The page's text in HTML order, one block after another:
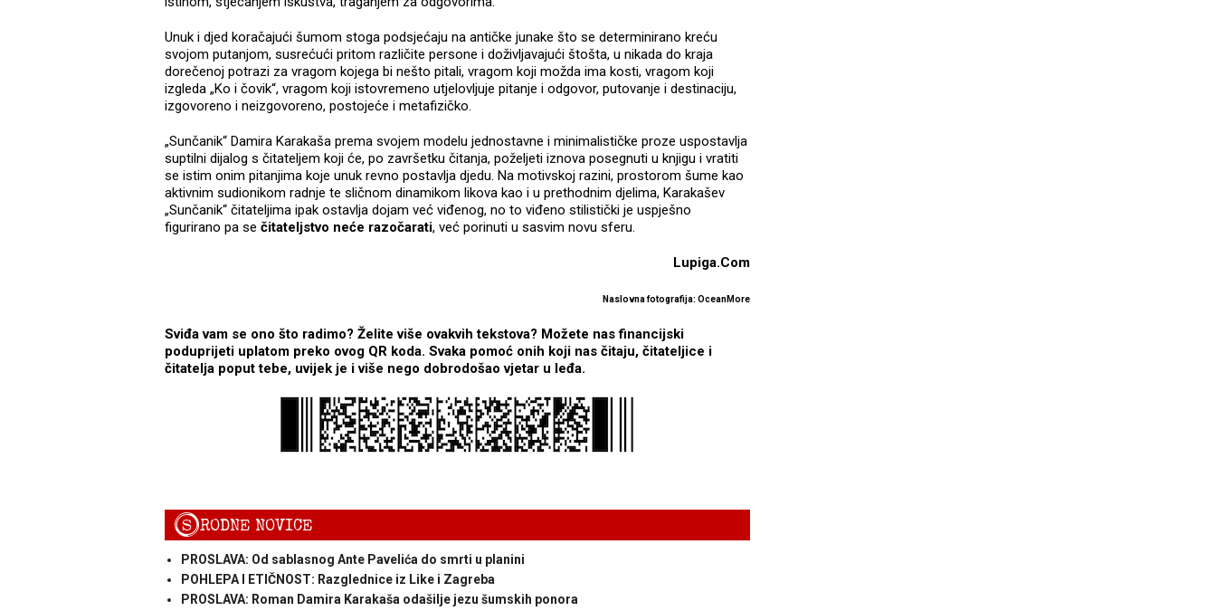
Unuk i djed koračajući šumom stoga podsjećaju na antičke junake što se determinirano kreću
svojom putanjom, susrećući pritom različite persone i doživljavajući štošta, u nikada do kraja
dorečenoj potrazi za vragom kojega bi nešto pitali, vragom koji možda ima kosti, vragom koji
izgleda „Ko i čovik“, vragom koji istovremeno utjelovljuje pitanje i odgovor, putovanje i destinaciju,
izgovoreno i neizgovoreno, postojeće i metafizičko.
„Sunčanik“ Damira Karakaša prema svojem modelu jednostavne i minimalističke proze uspostavlja
suptilni dijalog s čitateljem koji će, po završetku čitanja, poželjeti iznova posegnuti u knjigu i vratiti
se istim onim pitanjima koje unuk revno postavlja djedu. Na motivskoj razini, prostorom šume kao
aktivnim sudionikom radnje te sličnom dinamikom likova kao i u prethodnim djelima, Karakašev
„Sunčanik“ čitateljima ipak ostavlja dojam već viđenog, no to viđeno stilistički je uspješno
figurirano pa se čitateljstvo neće razočarati, već porinuti u sasvim novu sferu.
Lupiga.Com
Naslovna fotografija: OceanMore
Sviđa vam se ono što radimo? Želite više ovakvih tekstova? Možete nas financijski
poduprijeti uplatom preko ovog QR koda. Svaka pomoć onih koji nas čitaju, čitateljice i
čitatelja poput tebe, uvijek je i više nego dobrodošao vjetar u leđa.
SRODNE NOVICE
PROSLAVA: Od sablasnog Ante Pavelića do smrti u planini
POHLEPA I ETIČNOST: Razglednice iz Like i Zagreba
PROSLAVA: Roman Damira Karakaša odašilje jezu šumskih ponora